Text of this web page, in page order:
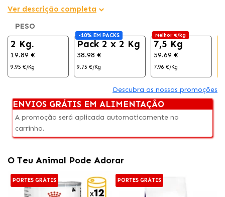
em casos de insuficiência cardíaca crônica
Baixo teor de sódio e sem medicamentos em sua
composição.
Enriquecida comEPA + DHAeácidos graxos ômega 3
Ver descrição completa
PESO
2 Kg.
19.89 €
9.95 €/Kg
-10% EM PACKS
Pack 2 x 2 Kg
38.98 €
9.75 €/Kg
Melhor €/kg
7,5 Kg
59.69 €
7.96 €/Kg
Descubra as nossas promoções
ENVIOS GRÁTIS EM ALIMENTAÇÃO
A promoção será aplicada automaticamente no
carrinho.
O Teu Animal Pode Adorar
PORTES GRÁTIS PORTES GRÁTIS